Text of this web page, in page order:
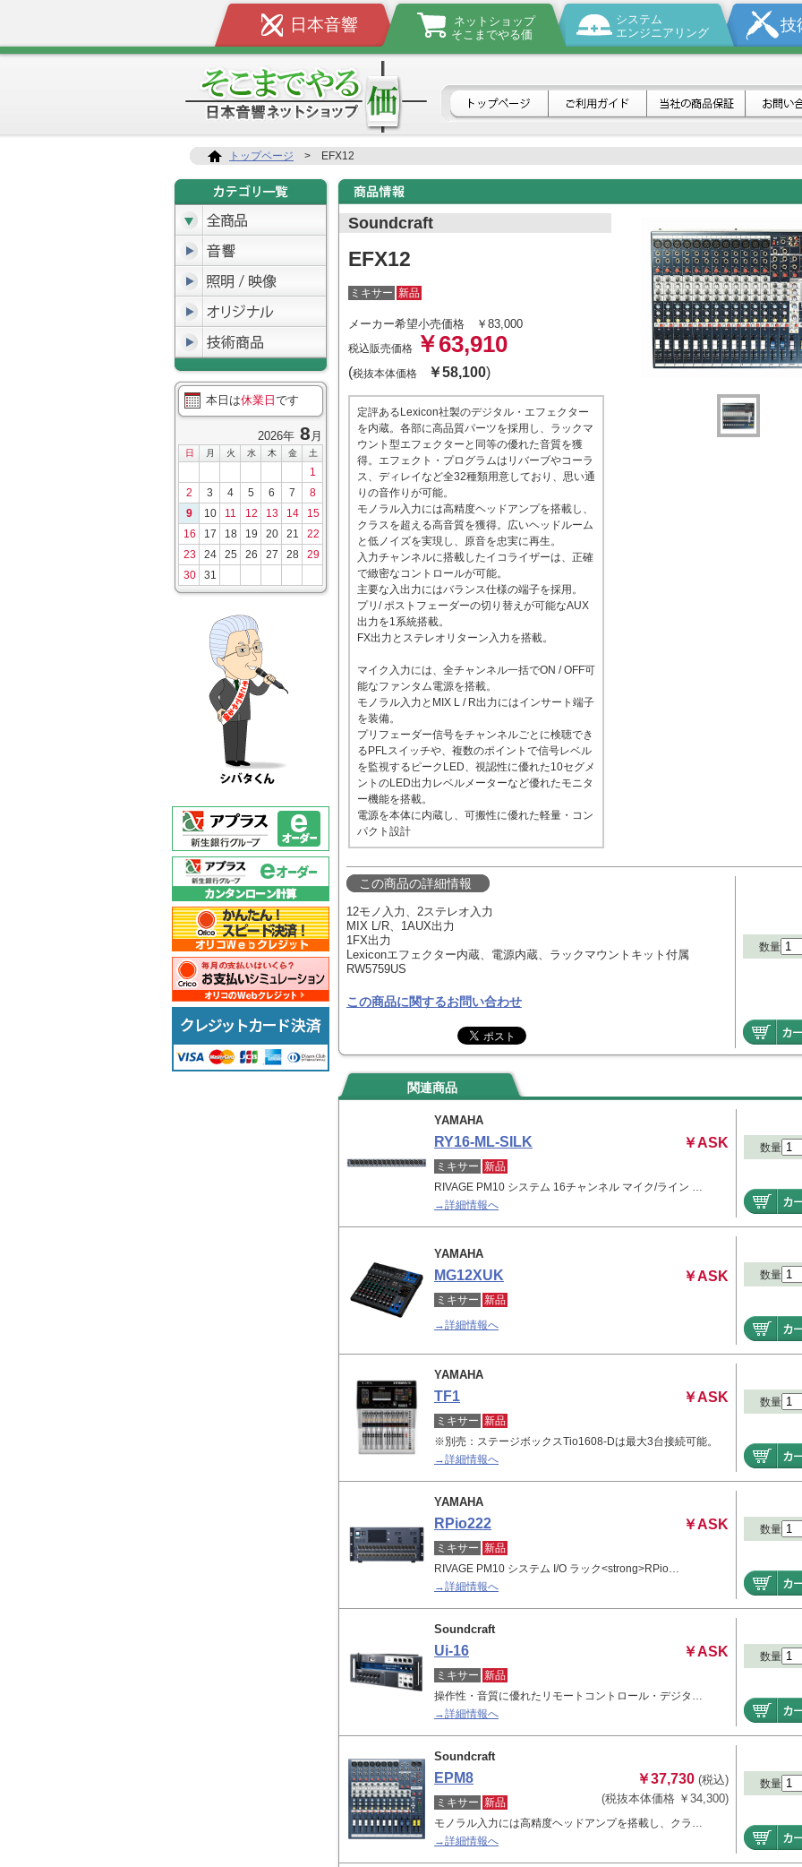
日本音響
ネットショップ
そこまでやる価
システム
エンジニアリング
技
トップページ > EFX12
本日は休業日 です
2026年 8 月
日 月 火 水 木 金 土
1
2
3 4 5 6 7
8
9
10 11 12 13 14
15
16
17 18 19 20 21
22
23
24 25 26 27 28
29
30
31
Soundcraft
EFX12
ミキサー 新品
メーカー希望小売価格 ￥83,000
税込販売価格 ￥63,910
(税抜本体価格 ￥58,100)
定評あるLexicon社製のデジタル・エフェクター
を内蔵。各部に高品質パーツを採用し、ラックマ
ウント型エフェクターと同等の優れた音質を獲
得。エフェクト・プログラムはリバーブやコーラ
ス、ディレイなど全32種類用意しており、思い通
りの音作りが可能。
モノラル入力には高精度ヘッドアンプを搭載し、
クラスを超える高音質を獲得。広いヘッドルーム
と低ノイズを実現し、原音を忠実に再生。
入力チャンネルに搭載したイコライザーは、正確
で緻密なコントロールが可能。
主要な入出力にはバランス仕様の端子を採用。
プリ/ ポストフェーダーの切り替えが可能なAUX
出力を1系統搭載。
FX出力とステレオリターン入力を搭載。
マイク入力には、全チャンネル一括でON / OFF可
能なファンタム電源を搭載。
モノラル入力とMIX L / R出力にはインサート端子
を装備。
プリフェーダー信号をチャンネルごとに検聴でき
るPFLスイッチや、複数のポイントで信号レベル
を監視するピークLED、視認性に優れた10セグメ
ントのLED出力レベルメーターなど優れたモニタ
ー機能を搭載。
電源を本体に内蔵し、可搬性に優れた軽量・コン
パクト設計
この商品の詳細情報
12モノ入力、2ステレオ入力
MIX L/R、1AUX出力
1FX出力
Lexiconエフェクター内蔵、電源内蔵、ラックマウントキット付属
RW5759US
この商品に関するお問い合わせ
数量
関連商品
YAMAHA
RY16-ML-SILK ￥ASK
ミキサー 新品
RIVAGE PM10 システム 16チャンネル マイク/ライン …
→詳細情報へ
数量
YAMAHA
MG12XUK ￥ASK
ミキサー 新品
→詳細情報へ
数量
YAMAHA
TF1 ￥ASK
ミキサー 新品
※別売：ステージボックスTio1608-Dは最大3台接続可能。
→詳細情報へ
数量
YAMAHA
RPio222 ￥ASK
ミキサー 新品
RIVAGE PM10 システム I/O ラック<strong>RPio…
→詳細情報へ
数量
Soundcraft
Ui-16 ￥ASK
ミキサー 新品
操作性・音質に優れたリモートコントロール・デジタ…
→詳細情報へ
数量
Soundcraft
EPM8 ￥37,730 (税込)
(税抜本体価格 ￥34,300)
ミキサー 新品
モノラル入力には高精度ヘッドアンプを搭載し、クラ…
→詳細情報へ
数量